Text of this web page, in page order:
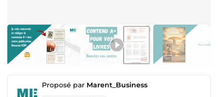
Proposé par Marent_Business